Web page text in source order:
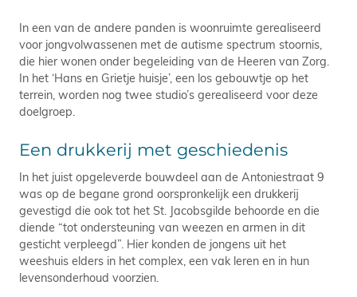
In een van de andere panden is woonruimte gerealiseerd
voor jongvolwassenen met de autisme spectrum stoornis,
die hier wonen onder begeleiding van de Heeren van Zorg.
In het ‘Hans en Grietje huisje’, een los gebouwtje op het
terrein, worden nog twee studio’s gerealiseerd voor deze
doelgroep.
Een drukkerij met geschiedenis
In het juist opgeleverde bouwdeel aan de Antoniestraat 9
was op de begane grond oorspronkelijk een drukkerij
gevestigd die ook tot het St. Jacobsgilde behoorde en die
diende “tot ondersteuning van weezen en armen in dit
gesticht verpleegd”. Hier konden de jongens uit het
weeshuis elders in het complex, een vak leren en in hun
levensonderhoud voorzien.